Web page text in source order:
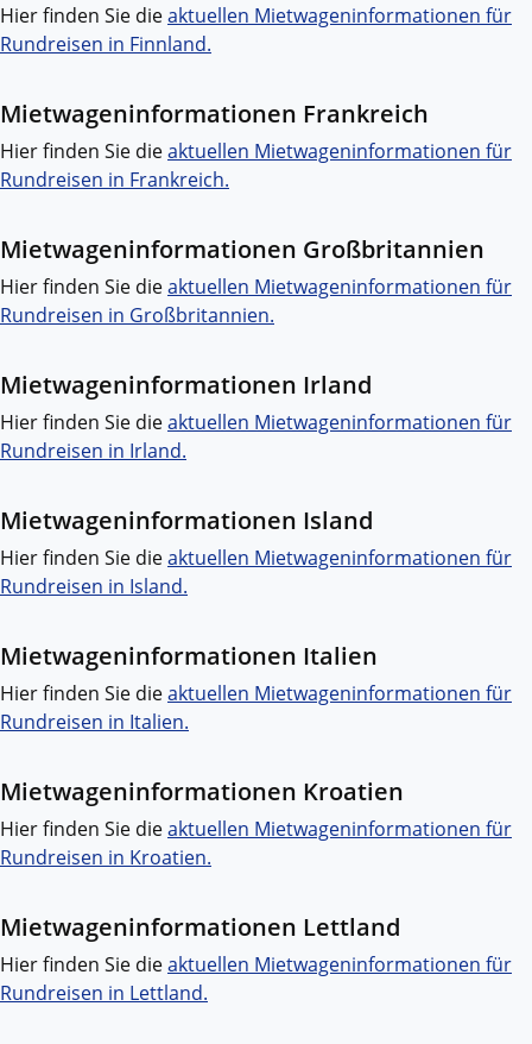
Hier finden Sie dieaktuellen Mietwageninformationen für
Rundreisen in Finnland.
Mietwageninformationen Frankreich
Hier finden Sie dieaktuellen Mietwageninformationen für
Rundreisen in Frankreich.
Mietwageninformationen Großbritannien
Hier finden Sie dieaktuellen Mietwageninformationen für
Rundreisen in Großbritannien.
Mietwageninformationen Irland
Hier finden Sie dieaktuellen Mietwageninformationen für
Rundreisen in Irland.
Mietwageninformationen Island
Hier finden Sie dieaktuellen Mietwageninformationen für
Rundreisen in Island.
Mietwageninformationen Italien
Hier finden Sie dieaktuellen Mietwageninformationen für
Rundreisen in Italien.
Mietwageninformationen Kroatien
Hier finden Sie dieaktuellen Mietwageninformationen für
Rundreisen in Kroatien.
Mietwageninformationen Lettland
Hier finden Sie dieaktuellen Mietwageninformationen für
Rundreisen in Lettland.